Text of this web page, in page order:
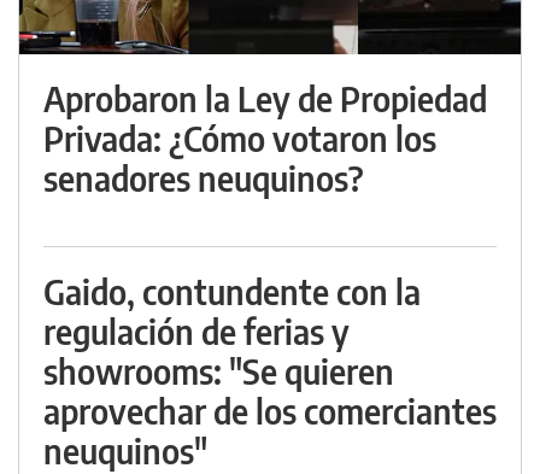
Aprobaron la Ley de Propiedad
Privada: ¿Cómo votaron los
senadores neuquinos?
Gaido, contundente con la
regulación de ferias y
showrooms: "Se quieren
aprovechar de los comerciantes
neuquinos"